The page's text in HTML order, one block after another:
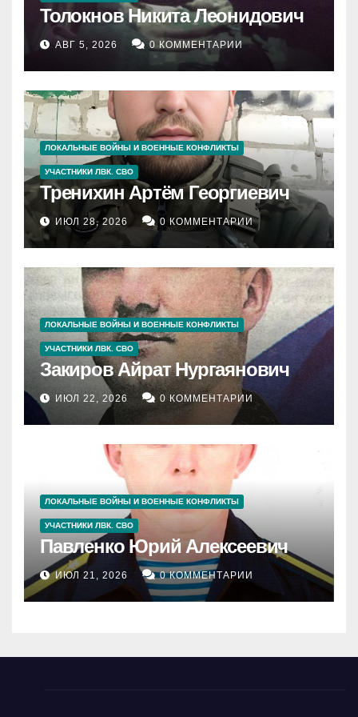
Толокнов Никита Леонидович
АВГ 5, 2026 0 КОММЕНТАРИИ
ЛОКАЛЬНЫЕ ВОЙНЫ И ВОЕННЫЕ КОНФЛИКТЫ
УЧАСТНИКИ ЛВК. СВО
Тренихин Артём Георгиевич
ИЮЛ 28, 2026 0 КОММЕНТАРИИ
ЛОКАЛЬНЫЕ ВОЙНЫ И ВОЕННЫЕ КОНФЛИКТЫ
УЧАСТНИКИ ЛВК. СВО
Закиров Айрат Нургаянович
ИЮЛ 22, 2026 0 КОММЕНТАРИИ
ЛОКАЛЬНЫЕ ВОЙНЫ И ВОЕННЫЕ КОНФЛИКТЫ
УЧАСТНИКИ ЛВК. СВО
Павленко Юрий Алексеевич
ИЮЛ 21, 2026 0 КОММЕНТАРИИ